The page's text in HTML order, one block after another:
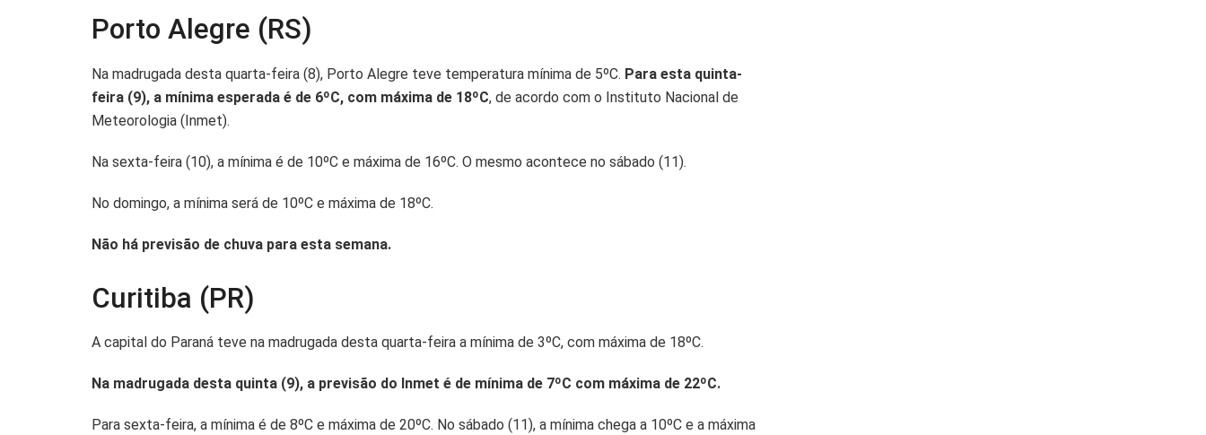
Porto Alegre (RS)
Na madrugada desta quarta-feira (8), Porto Alegre teve temperatura mínima de 5ºC. Para esta quinta-
feira (9), a mínima esperada é de 6ºC, com máxima de 18ºC, de acordo com o Instituto Nacional de
Meteorologia (Inmet).
Na sexta-feira (10), a mínima é de 10ºC e máxima de 16ºC. O mesmo acontece no sábado (11).
No domingo, a mínima será de 10ºC e máxima de 18ºC.
Não há previsão de chuva para esta semana.
Curitiba (PR)
A capital do Paraná teve na madrugada desta quarta-feira a mínima de 3ºC, com máxima de 18ºC.
Na madrugada desta quinta (9), a previsão do Inmet é de mínima de 7ºC com máxima de 22ºC.
Para sexta-feira, a mínima é de 8ºC e máxima de 20ºC. No sábado (11), a mínima chega a 10ºC e a máxima